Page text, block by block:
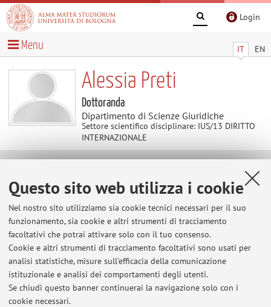
Questo sito web utilizza i cookie
Nel nostro sito utilizziamo sia cookie tecnici necessari per il suo
funzionamento, sia cookie e altri strumenti di tracciamento
facoltativi che potrai attivare solo con il tuo consenso.
Cookie e altri strumenti di tracciamento facoltativi sono usati per
analisi statistiche, misure sull'efficacia della comunicazione
istituzionale e analisi dei comportamenti degli utenti.
Se chiudi questo banner continuerai la navigazione solo con i
cookie necessari.
Login
IT EN
Menu
Alessia Preti
Dottoranda
Dipartimento di Scienze Giuridiche
Settore scientifico disciplinare: IUS/13 DIRITTO
INTERNAZIONALE
Contenuti utili
Al momento non sono presenti contenuti.
Ultimi avvisi
Al momento non sono presenti avvisi.